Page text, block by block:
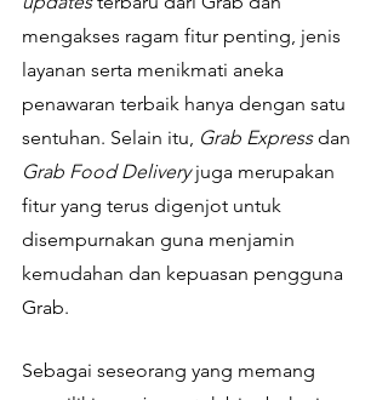
mengakses ragam fitur penting, jenis
layanan serta menikmati aneka
penawaran terbaik hanya dengan satu
sentuhan. Selain itu, Grab Express dan
Grab Food Delivery juga merupakan
fitur yang terus digenjot untuk
disempurnakan guna menjamin
kemudahan dan kepuasan pengguna
Grab.
Sebagai seseorang yang memang